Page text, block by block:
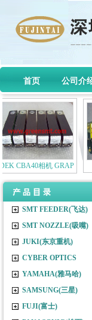
首页 公司介
DEK CBA40相机 GRAP
SMT FEEDER(飞达)
SMT NOZZLE(吸嘴)
JUKI(东京重机)
CYBER OPTICS
YAMAHA(雅马哈)
SAMSUNG(三星)
FUJI(富士)